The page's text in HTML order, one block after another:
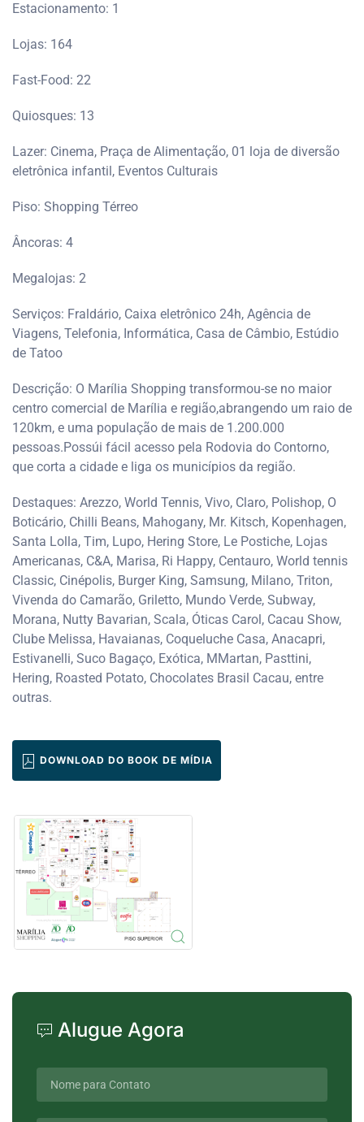
Estacionamento: 1
Lojas: 164
Fast-Food: 22
Quiosques: 13
Lazer: Cinema, Praça de Alimentação, 01 loja de diversão
eletrônica infantil, Eventos Culturais
Piso: Shopping Térreo
Âncoras: 4
Megalojas: 2
Serviços: Fraldário, Caixa eletrônico 24h, Agência de
Viagens, Telefonia, Informática, Casa de Câmbio, Estúdio
de Tatoo
Descrição: O Marília Shopping transformou-se no maior
centro comercial de Marília e região,abrangendo um raio de
120km, e uma população de mais de 1.200.000
pessoas.Possúi fácil acesso pela Rodovia do Contorno,
que corta a cidade e liga os municípios da região.
Destaques: Arezzo, World Tennis, Vivo, Claro, Polishop, O
Boticário, Chilli Beans, Mahogany, Mr. Kitsch, Kopenhagen,
Santa Lolla, Tim, Lupo, Hering Store, Le Postiche, Lojas
Americanas, C&A, Marisa, Ri Happy, Centauro, World tennis
Classic, Cinépolis, Burger King, Samsung, Milano, Triton,
Vivenda do Camarão, Griletto, Mundo Verde, Subway,
Morana, Nutty Bavarian, Scala, Óticas Carol, Cacau Show,
Clube Melissa, Havaianas, Coqueluche Casa, Anacapri,
Estivanelli, Suco Bagaço, Exótica, MMartan, Pasttini,
Hering, Roasted Potato, Chocolates Brasil Cacau, entre
outras.
DOWNLOAD DO BOOK DE MÍDIA
Alugue Agora